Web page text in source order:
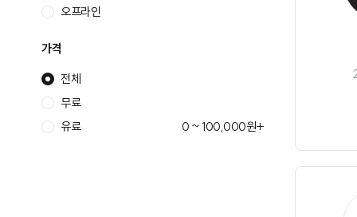
오프라인
가격
전체
무료
유료
0 ~ 100,000원+